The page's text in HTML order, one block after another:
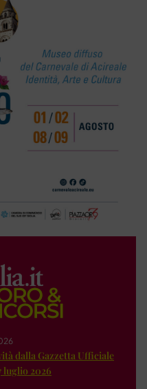
dalla Gazzetta Ufficiale
luglio 2026